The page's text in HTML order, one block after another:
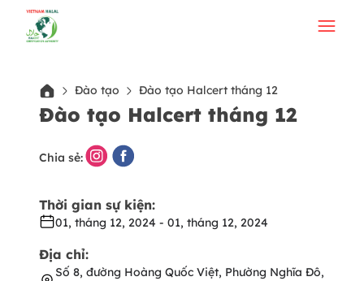
Đào tạo Đào tạo Halcert tháng 12
Đào tạo Halcert tháng 12
Chia sẻ:
Thời gian sự kiện:
01, tháng 12, 2024 - 01, tháng 12, 2024
Địa chỉ:
Số 8, đường Hoàng Quốc Việt, Phường Nghĩa Đô,